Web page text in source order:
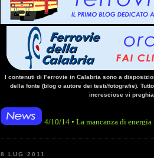
I contenuti di Ferrovie in Calabria sono a
della fonte (blog o autore dei testi/fotografie).
incresciose vi
• 14/10/14 • La mancanza di energia per
8 LUG 2011